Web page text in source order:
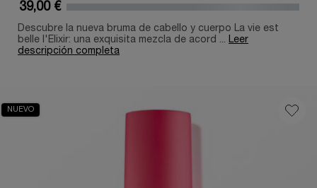
39,00 €
Descubre la nueva bruma de cabello y cuerpo La vie est
belle l'Elixir: una exquisita mezcla de acord ... Leer
descripción completa
NUEVO